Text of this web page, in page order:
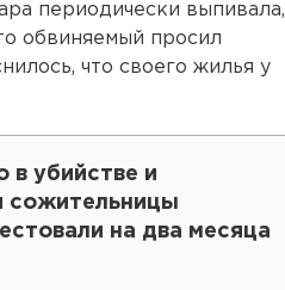
периодически выпивала,
обвиняемый просил
что своего жилья у
в убийстве и
сожительницы
на два месяца